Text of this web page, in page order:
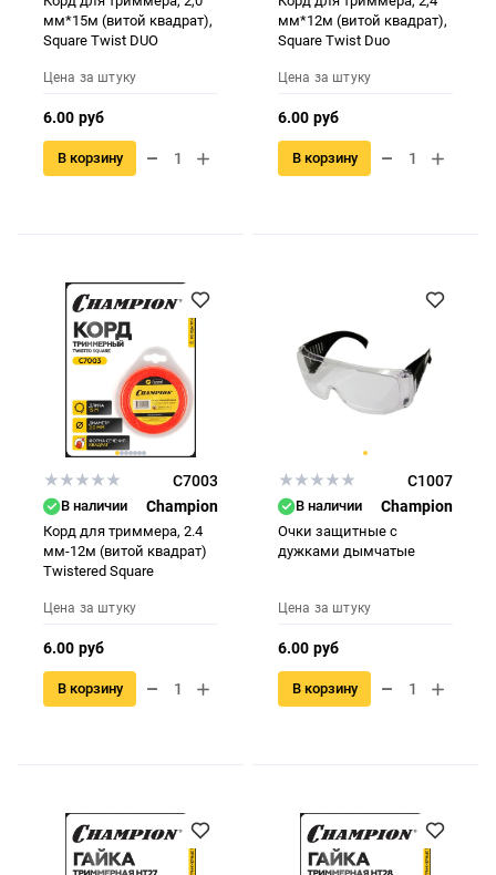
мм*15м (витой квадрат),
Square Twist DUO
Цена за штуку
6.00 руб
В корзину
мм*12м (витой квадрат),
Square Twist Duo
Цена за штуку
6.00 руб
В корзину
C7003
В наличии Champion
Корд для триммера, 2.4
мм-12м (витой квадрат)
Twistered Square
Цена за штуку
6.00 руб
В корзину
C1007
В наличии Champion
Очки защитные с
дужками дымчатые
Цена за штуку
6.00 руб
В корзину